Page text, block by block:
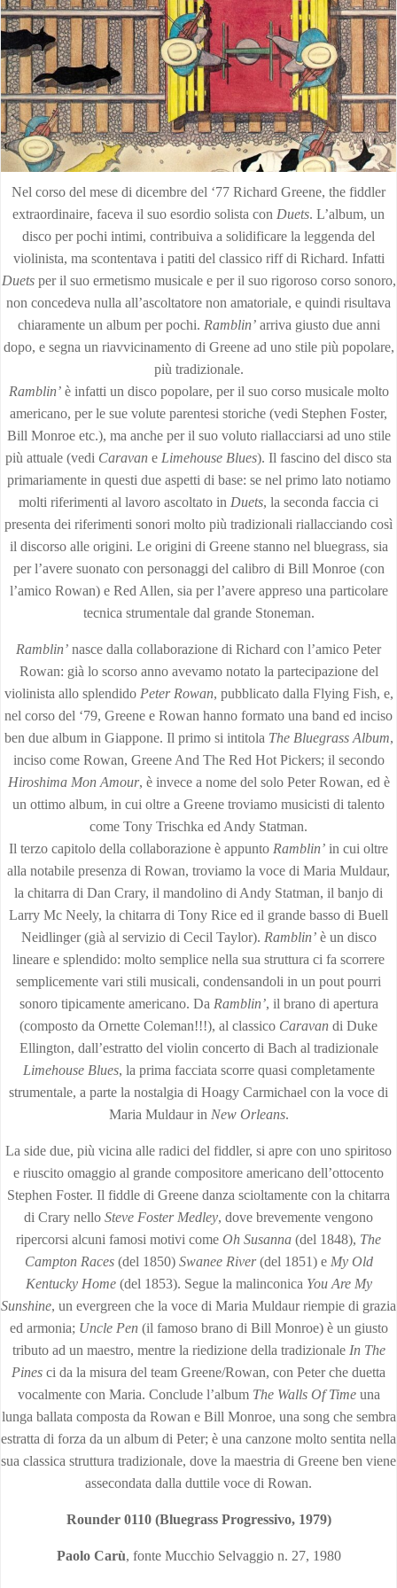
Nel corso del mese di dicembre del ‘77 Richard Greene, the fiddler
extraordinaire, faceva il suo esordio solista con Duets. L’album, un
disco per pochi intimi, contribuiva a solidificare la leggenda del
violinista, ma scontentava i patiti del classico riff di Richard. Infatti
Duetsper il suo ermetismo musicale e per il suo rigoroso corso sonoro,
non concedeva nulla all’ascoltatore non amatoriale, e quindi risultava
chiaramente un album per pochi. Ramblin’arriva giusto due anni
dopo, e segna un riavvicinamento di Greene ad uno stile più popolare,
più tradizionale.
Ramblin’è infatti un disco popolare, per il suo corso musicale molto
americano, per le sue volute parentesi storiche (vedi Stephen Foster,
Bill Monroe etc.), ma anche per il suo voluto riallacciarsi ad uno stile
più attuale (vedi Caravan e Limehouse Blues). Il fascino del disco sta
primariamente in questi due aspetti di base: se nel primo lato notiamo
molti riferimenti al lavoro ascoltato in Duets, la seconda faccia ci
presenta dei riferimenti sonori molto più tradizionali riallacciando così
il discorso alle origini. Le origini di Greene stanno nel bluegrass, sia
per l’avere suonato con personaggi del calibro di Bill Monroe (con
l’amico Rowan) e Red Allen, sia per l’avere appreso una particolare
tecnica strumentale dal grande Stoneman.
Ramblin’ nasce dalla collaborazione di Richard con l’amico Peter
Rowan: già lo scorso anno avevamo notato la partecipazione del
violinista allo splendido Peter Rowan, pubblicato dalla Flying Fish, e,
nel corso del ‘79, Greene e Rowan hanno formato una band ed inciso
ben due album in Giappone. Il primo si intitola The Bluegrass Album,
inciso come Rowan, Greene And The Red Hot Pickers; il secondo
Hiroshima Mon Amour, è invece a nome del solo Peter Rowan, ed è
un ottimo album, in cui oltre a Greene troviamo musicisti di talento
come Tony Trischka ed Andy Statman.
Il terzo capitolo della collaborazione è appunto Ramblin’ in cui oltre
alla notabile presenza di Rowan, troviamo la voce di Maria Muldaur,
la chitarra di Dan Crary, il mandolino di Andy Statman, il banjo di
Larry Mc Neely, la chitarra di Tony Rice ed il grande basso di Buell
Neidlinger (già al servizio di Cecil Taylor). Ramblin’è un disco
lineare e splendido: molto semplice nella sua struttura ci fa scorrere
semplicemente vari stili musicali, condensandoli in un pout pourri
sonoro tipicamente americano. Da Ramblin’, il brano di apertura
(composto da Ornette Coleman!!!), al classico Caravan di Duke
Ellington, dall’estratto del violin concerto di Bach al tradizionale
Limehouse Blues, la prima facciata scorre quasi completamente
strumentale, a parte la nostalgia di Hoagy Carmichael con la voce di
Maria Muldaur in New Orleans.
La side due, più vicina alle radici del fiddler, si apre con uno spiritoso
e riuscito omaggio al grande compositore americano dell’ottocento
Stephen Foster. Il fiddle di Greene danza scioltamente con la chitarra
di Crary nello Steve Foster Medley, dove brevemente vengono
ripercorsi alcuni famosi motivi come Oh Susanna (del 1848), The
Campton Races(del 1850) Swanee River(del 1851) e My Old
Kentucky Home(del 1853). Segue la malinconica You Are My
Sunshine, un evergreen che la voce di Maria Muldaur riempie di grazia
ed armonia; Uncle Pen(il famoso brano di Bill Monroe) è un giusto
tributo ad un maestro, mentre la riedizione della tradizionale In The
Pines ci da la misura del team Greene/Rowan, con Peter che duetta
vocalmente con Maria. Conclude l’album The Walls Of Timeuna
lunga ballata composta da Rowan e Bill Monroe, una song che sembra
estratta di forza da un album di Peter; è una canzone molto sentita nella
sua classica struttura tradizionale, dove la maestria di Greene ben viene
assecondata dalla duttile voce di Rowan.
Rounder 0110 (Bluegrass Progressivo, 1979)
Paolo Carù, fonte Mucchio Selvaggio n. 27, 1980